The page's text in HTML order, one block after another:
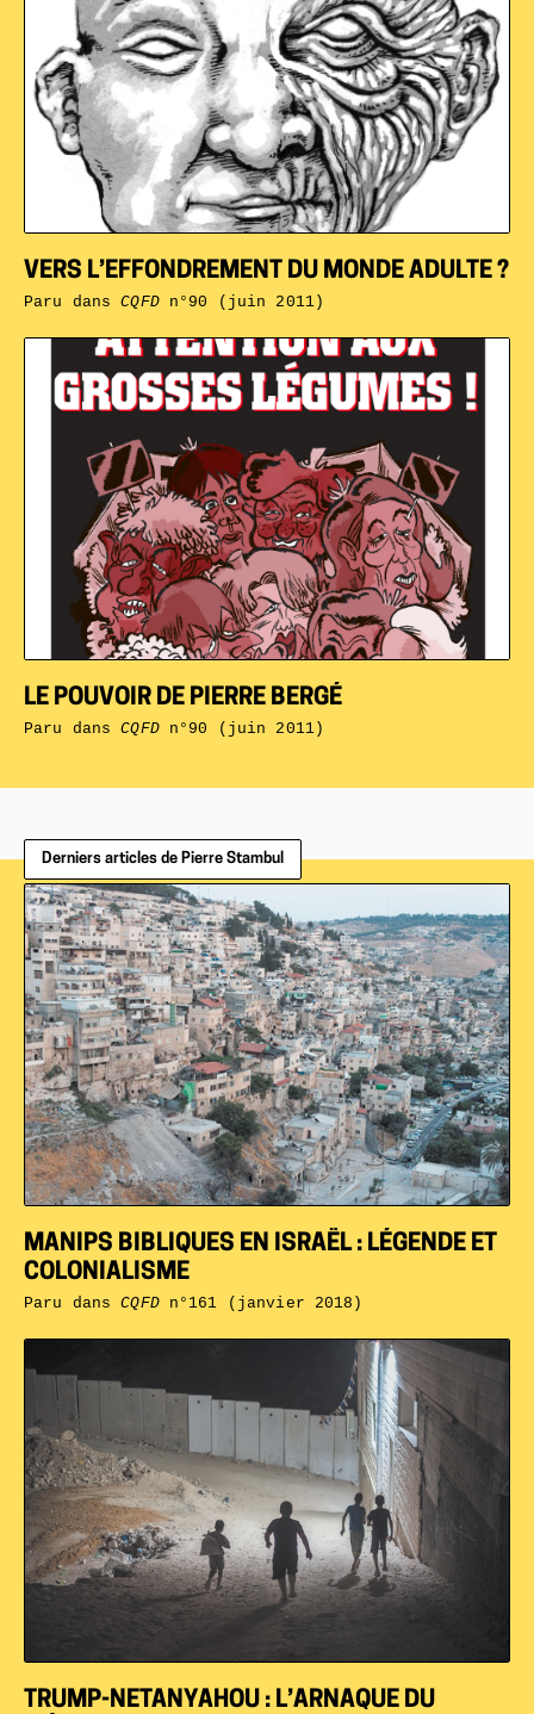
LE POUVOIR DE PIERRE BERGÉ
Paru dansCQFDn°90 (juin 2011)
VERS L’EFFONDREMENT DU MONDE ADULTE ?
Paru dansCQFDn°90 (juin 2011)
Derniers articles de Pierre Stambul
TRUMP-NETANYAHOU : L’ARNAQUE DU
MANIPS BIBLIQUES EN ISRAËL : LÉGENDE ET
COLONIALISME
Paru dansCQFDn°161 (janvier 2018)